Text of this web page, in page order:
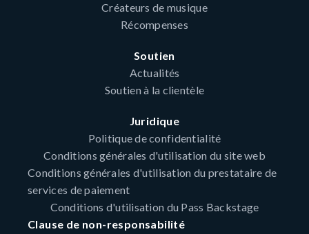
Créateurs de musique
Récompenses
Soutien
Actualités
Soutien à la clientèle
Juridique
Politique de confidentialité
Conditions générales d'utilisation du site web
Conditions générales d'utilisation du prestataire de
services de paiement
Conditions d'utilisation du Pass Backstage
Clause de non-responsabilité